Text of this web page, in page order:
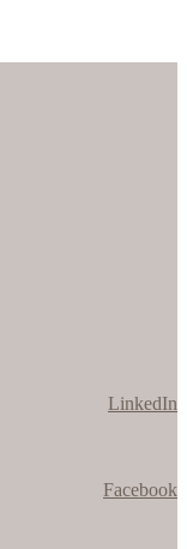
LinkedIn
Facebook